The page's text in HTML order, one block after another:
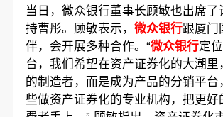
当日，微众银行董事长顾敏也出席
持曹彤。顾敏表示， 微众银行跟厦门
伴，会开展多种合作。“微众银行定
台，我们希望在资产证券化的大潮里
的制造者，而是成为产品的分销平台
些做资产证券化的专业机构，把更好